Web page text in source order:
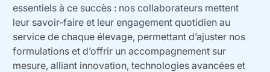
essentiels à ce succès : nos collaborateurs mettent
leur savoir-faire et leur engagement quotidien au
service de chaque élevage, permettant d’ajuster nos
formulations et d’offrir un accompagnement sur
mesure, alliant innovation, technologies avancées et